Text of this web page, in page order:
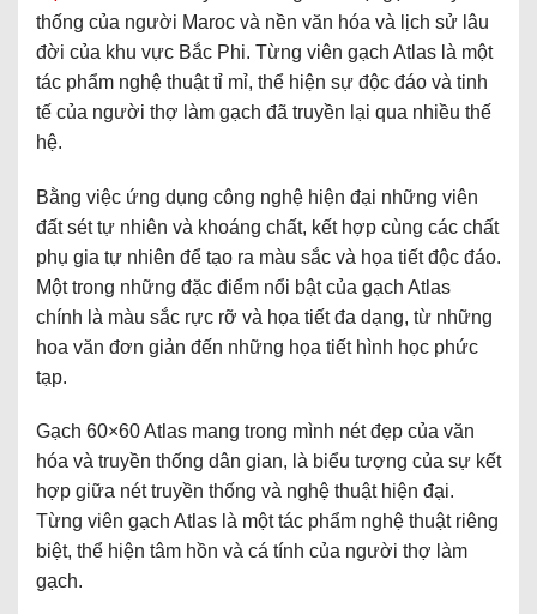
thống của người Maroc và nền văn hóa và lịch sử lâu
đời của khu vực Bắc Phi. Từng viên gạch Atlas là một
tác phẩm nghệ thuật tỉ mỉ, thể hiện sự độc đáo và tinh
tế của người thợ làm gạch đã truyền lại qua nhiều thế
hệ.
Bằng việc ứng dụng công nghệ hiện đại những viên
đất sét tự nhiên và khoáng chất, kết hợp cùng các chất
phụ gia tự nhiên để tạo ra màu sắc và họa tiết độc đáo.
Một trong những đặc điểm nổi bật của gạch Atlas
chính là màu sắc rực rỡ và họa tiết đa dạng, từ những
hoa văn đơn giản đến những họa tiết hình học phức
tạp.
Gạch 60×60 Atlas mang trong mình nét đẹp của văn
hóa và truyền thống dân gian, là biểu tượng của sự kết
hợp giữa nét truyền thống và nghệ thuật hiện đại.
Từng viên gạch Atlas là một tác phẩm nghệ thuật riêng
biệt, thể hiện tâm hồn và cá tính của người thợ làm
gạch.